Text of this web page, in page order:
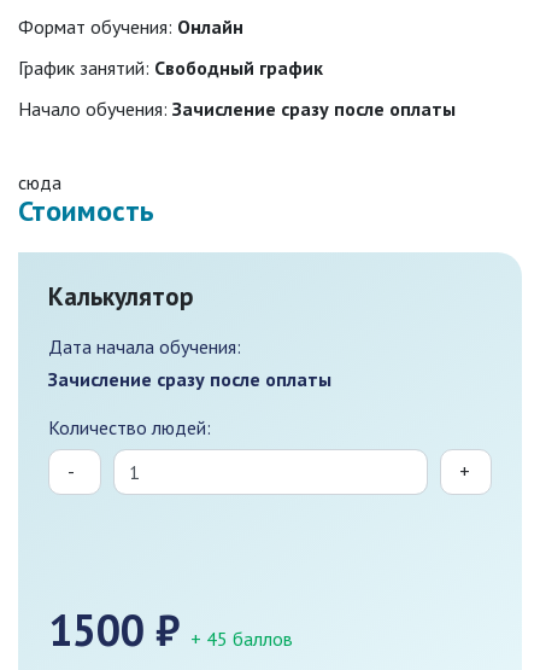
Формат обучения: Онлайн
График занятий: Свободный график
Начало обучения: Зачисление сразу после оплаты
сюда
Стоимость
Калькулятор
Дата начала обучения:
Зачисление сразу после оплаты
Количество людей:
-
+
1500 ₽ + 45 баллов